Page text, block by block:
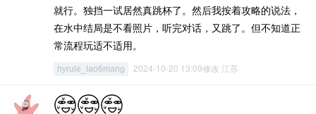
就行。独挡一试居然真跳杯了。然后我按着攻略的说法，
在水中结局是不看照片，听完对话，又跳了。但不知道正
常流程玩适不适用。
hyrule_lao6mang 2024-10-20 13:09修改 江苏